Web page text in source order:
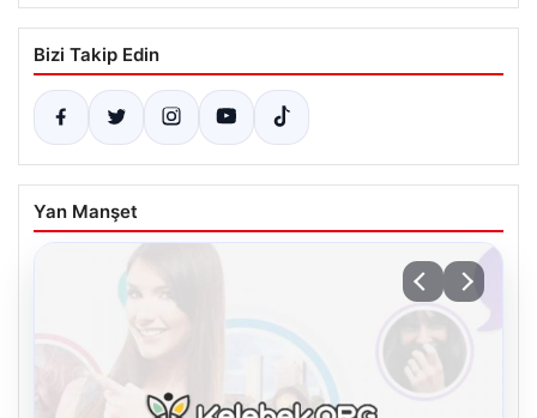
Bizi Takip Edin
Yan Manşet